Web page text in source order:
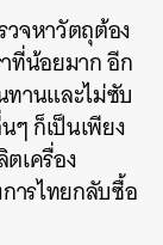
จหาวัตถุต้อง
ที่น้อยมาก อีก
ทานและไม่ซับ
ๆ ก็เป็นเพียง
เครื่อง
ารไทยกลับซื้อ